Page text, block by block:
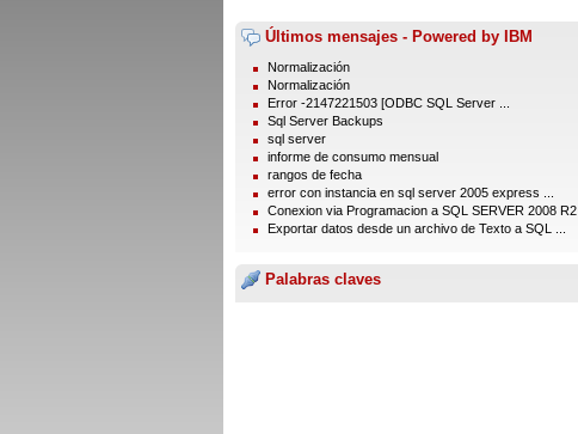
Últimos mensajes - Powered by IBM
Normalización
Normalización
Error -2147221503 [ODBC SQL Server ...
Sql Server Backups
sql server
informe de consumo mensual
rangos de fecha
error con instancia en sql server 2005 express ...
Conexion via Programacion a SQL SERVER 2008 R2
Exportar datos desde un archivo de Texto a SQL ...
Palabras claves